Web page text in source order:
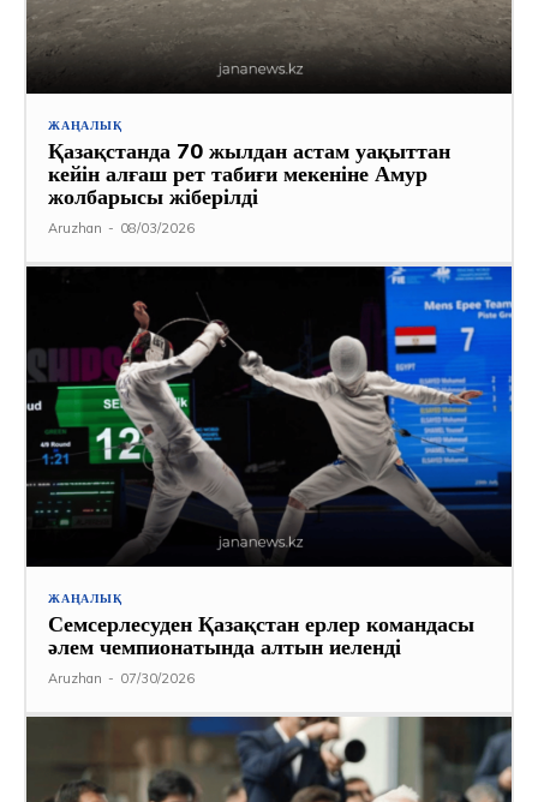
ЖАҢАЛЫҚ
Қазақстанда 70 жылдан астам уақыттан
кейін алғаш рет табиғи мекеніне Амур
жолбарысы жіберілді
Aruzhan - 08/03/2026
ЖАҢАЛЫҚ
Семсерлесуден Қазақстан ерлер командасы
әлем чемпионатында алтын иеленді
Aruzhan - 07/30/2026